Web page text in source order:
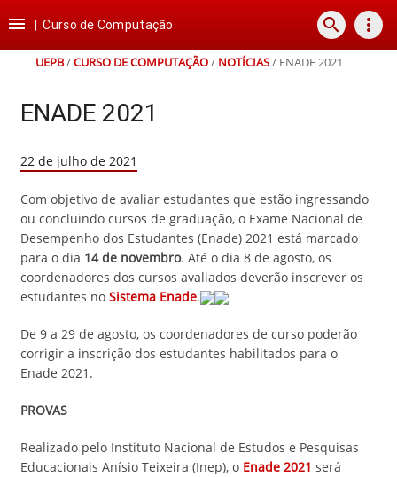
para
conteúdo
para
para
para
rodapé
 |Curso de Computação search more_vert
UEPB/CURSO DE COMPUTAÇÃO/ NOTÍCIAS/ ENADE 2021
ENADE 2021
22 de julho de 2021
Com objetivo de avaliar estudantes que estão ingressando
ou concluindo cursos de graduação, o Exame Nacional de
Desempenho dos Estudantes (Enade) 2021 está marcado
para o dia 14 de novembro. Até o dia 8 de agosto, os
coordenadores dos cursos avaliados deverão inscrever os
estudantes no Sistema Enade.
De 9 a 29 de agosto, os coordenadores de curso poderão
corrigir a inscrição dos estudantes habilitados para o
Enade 2021.
PROVAS
Realizado pelo Instituto Nacional de Estudos e Pesquisas
Educacionais Anísio Teixeira (Inep), o Enade 2021 será